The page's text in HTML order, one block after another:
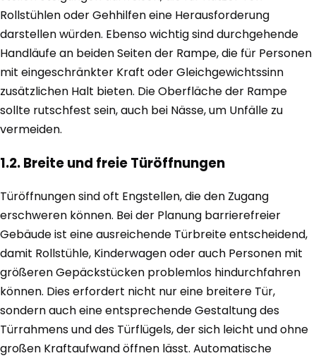
Rollstühlen oder Gehhilfen eine Herausforderung
darstellen würden. Ebenso wichtig sind durchgehende
Handläufe an beiden Seiten der Rampe, die für Personen
mit eingeschränkter Kraft oder Gleichgewichtssinn
zusätzlichen Halt bieten. Die Oberfläche der Rampe
sollte rutschfest sein, auch bei Nässe, um Unfälle zu
vermeiden.
1.2. Breite und freie Türöffnungen
Türöffnungen sind oft Engstellen, die den Zugang
erschweren können. Bei der Planung barrierefreier
Gebäude ist eine ausreichende Türbreite entscheidend,
damit Rollstühle, Kinderwagen oder auch Personen mit
größeren Gepäckstücken problemlos hindurchfahren
können. Dies erfordert nicht nur eine breitere Tür,
sondern auch eine entsprechende Gestaltung des
Türrahmens und des Türflügels, der sich leicht und ohne
großen Kraftaufwand öffnen lässt. Automatische